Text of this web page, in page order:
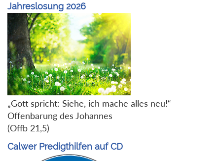
Jahreslosung 2026
„Gott spricht: Siehe, ich mache alles neu!“
Offenbarung des Johannes
(Offb 21,5)
Calwer Predigthilfen auf CD